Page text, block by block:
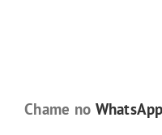
Chame no